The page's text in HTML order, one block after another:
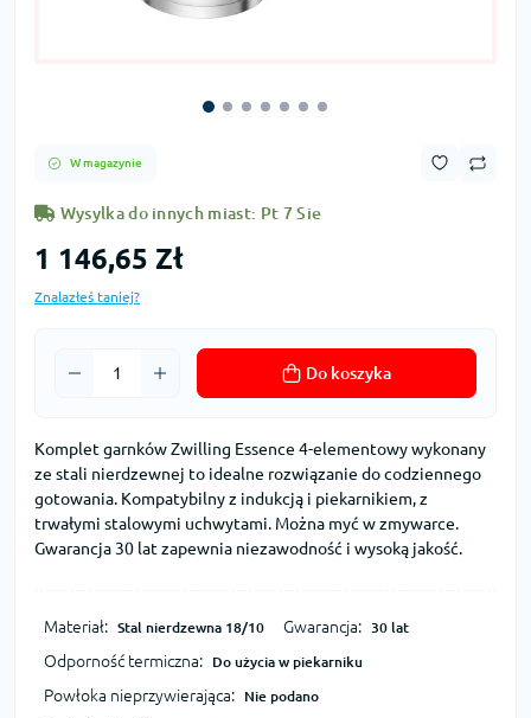
W magazynie
Wysylka do innych miast: Pt 7 Sie
1 146,65 Zł
Znalazłeś taniej?
Do koszyka
Komplet garnków Zwilling Essence 4-elementowy wykonany
ze stali nierdzewnej to idealne rozwiązanie do codziennego
gotowania. Kompatybilny z indukcją i piekarnikiem, z
trwałymi stalowymi uchwytami. Można myć w zmywarce.
Gwarancja 30 lat zapewnia niezawodność i wysoką jakość.
Materiał: Stal nierdzewna 18/10 Gwarancja: 30 lat
Odporność termiczna: Do użycia w piekarniku
Powłoka nieprzywierająca: Nie podano